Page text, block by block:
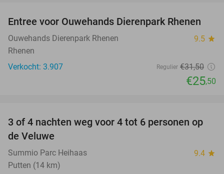
19%
Entree voor Ouwehands Dierenpark Rhenen
Ouwehands Dierenpark Rhenen 9.5 star
Rhenen
Verkocht: 3.907
Regulier €31,50
€25,50
3 of 4 nachten weg voor 4 tot 6 personen op
de Veluwe
Summio Parc Heihaas 9.4 star
Putten (14 km)